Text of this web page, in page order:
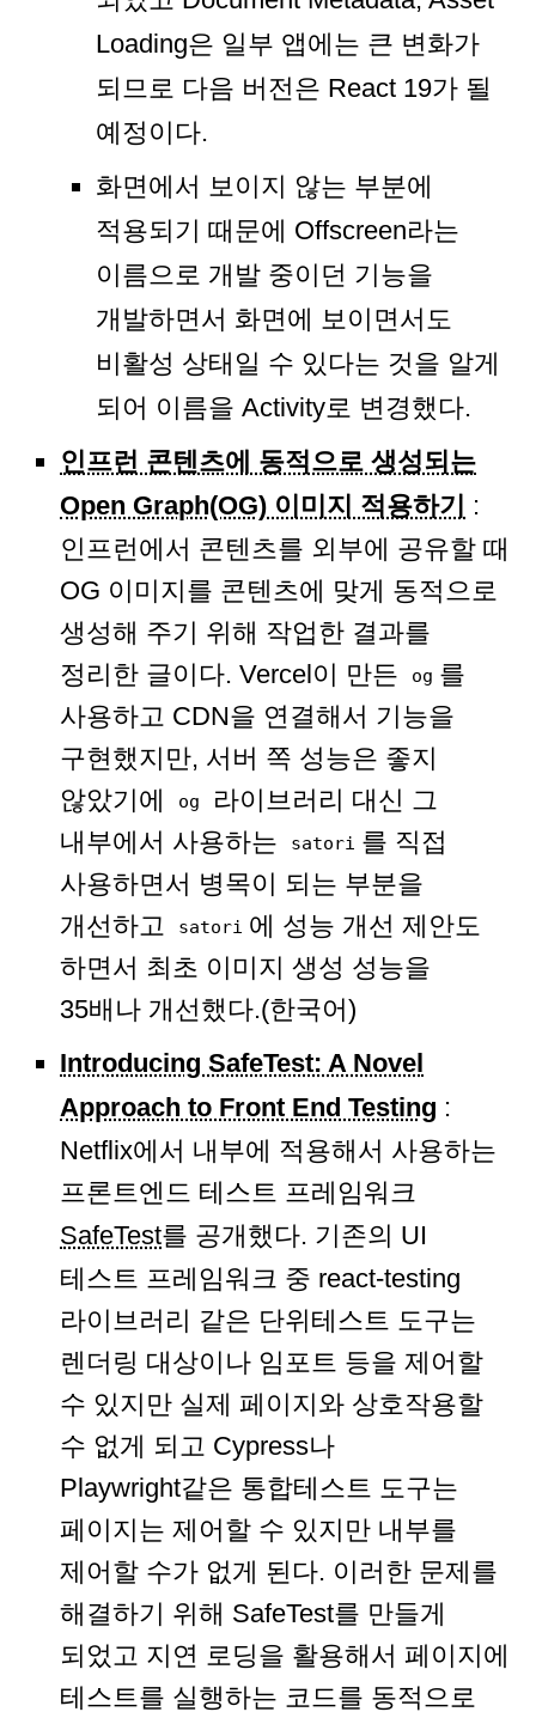
Loading은 일부 앱에는 큰 변화가
되므로 다음 버전은 React 19가 될
예정이다.
화면에서 보이지 않는 부분에
적용되기 때문에 Offscreen라는
이름으로 개발 중이던 기능을
개발하면서 화면에 보이면서도
비활성 상태일 수 있다는 것을 알게
되어 이름을 Activity로 변경했다.
인프런 콘텐츠에 동적으로 생성되는
Open Graph(OG) 이미지 적용하기
:
인프런에서 콘텐츠를 외부에 공유할 때
OG 이미지를 콘텐츠에 맞게 동적으로
생성해 주기 위해 작업한 결과를
정리한 글이다. Vercel이 만든
og 를
사용하고 CDN을 연결해서 기능을
구현했지만, 서버 쪽 성능은 좋지
않았기에
og
라이브러리 대신 그
내부에서 사용하는
satori 를 직접
사용하면서 병목이 되는 부분을
개선하고
satori 에 성능 개선 제안도
하면서 최초 이미지 생성 성능을
35배나 개선했다.(한국어)
Introducing SafeTest: A Novel
Approach to Front End Testing :
Netflix에서 내부에 적용해서 사용하는
프론트엔드 테스트 프레임워크
SafeTest를 공개했다. 기존의 UI
테스트 프레임워크 중 react-testing
라이브러리 같은 단위테스트 도구는
렌더링 대상이나 임포트 등을 제어할
수 있지만 실제 페이지와 상호작용할
수 없게 되고 Cypress나
Playwright같은 통합테스트 도구는
페이지는 제어할 수 있지만 내부를
제어할 수가 없게 된다. 이러한 문제를
해결하기 위해 SafeTest를 만들게
되었고 지연 로딩을 활용해서 페이지에
테스트를 실행하는 코드를 동적으로